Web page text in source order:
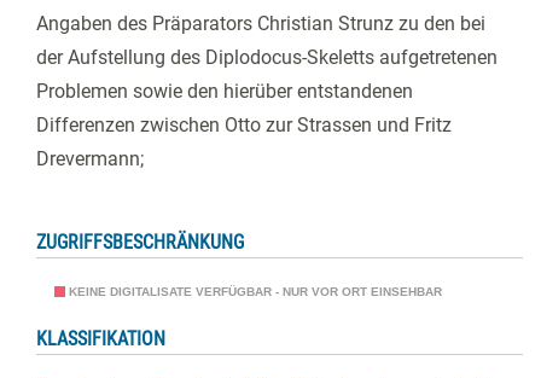
Angaben des Präparators Christian Strunz zu den bei
der Aufstellung des Diplodocus-Skeletts aufgetretenen
Problemen sowie den hierüber entstandenen
Differenzen zwischen Otto zur Strassen und Fritz
Drevermann;
ZUGRIFFSBESCHRÄNKUNG
KEINE DIGITALISATE VERFÜGBAR - NUR VOR ORT EINSEHBAR
KLASSIFIKATION